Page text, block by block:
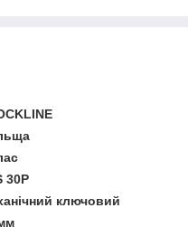
30P
ключовий